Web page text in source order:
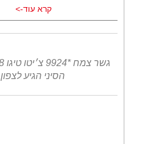
קרא עוד->
הסיני הגיע לצפון